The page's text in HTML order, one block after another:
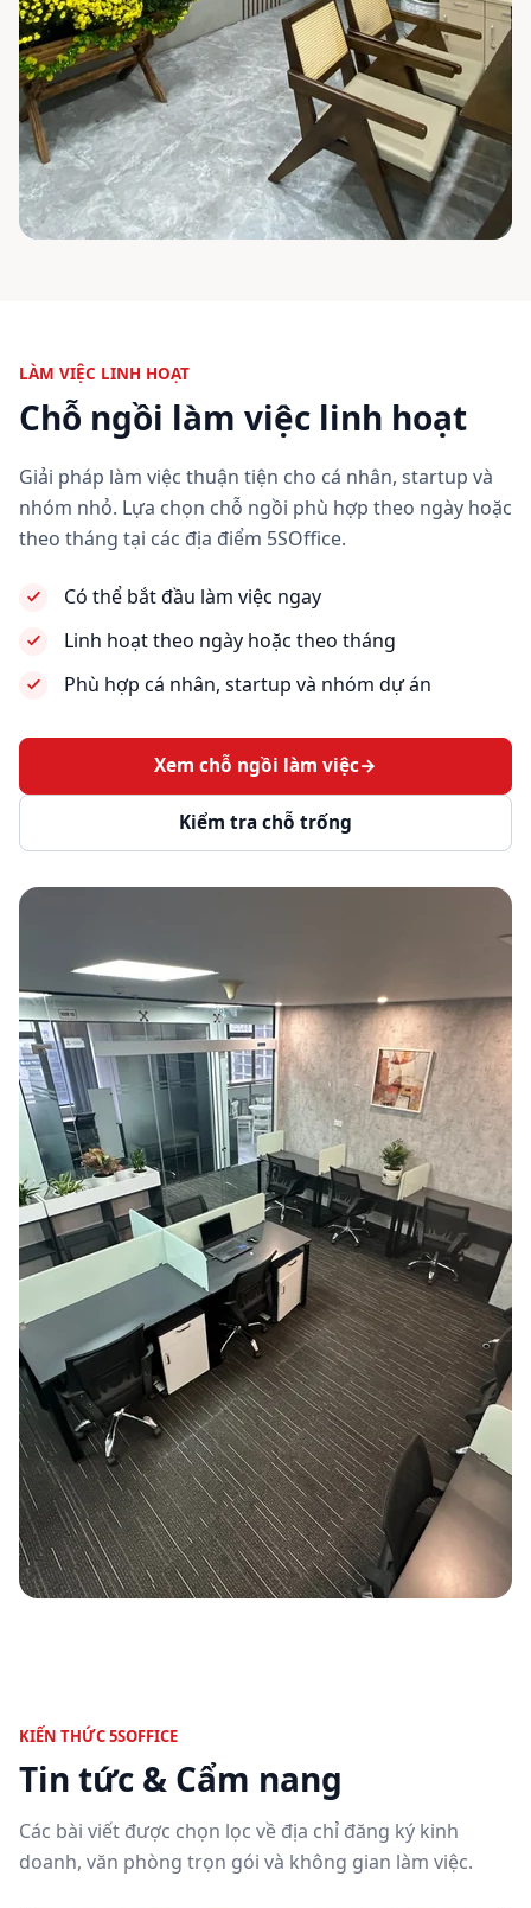
LÀM VIỆC LINH HOẠT
Chỗ ngồi làm việc linh hoạt
Giải pháp làm việc thuận tiện cho cá nhân, startup và
nhóm nhỏ. Lựa chọn chỗ ngồi phù hợp theo ngày hoặc
theo tháng tại các địa điểm 5SOffice.
Có thể bắt đầu làm việc ngay
Linh hoạt theo ngày hoặc theo tháng
Phù hợp cá nhân, startup và nhóm dự án
Xem chỗ ngồi làm việc→
Kiểm tra chỗ trống
KIẾN THỨC 5SOFFICE
Tin tức & Cẩm nang
Các bài viết được chọn lọc về địa chỉ đăng ký kinh
doanh, văn phòng trọn gói và không gian làm việc.